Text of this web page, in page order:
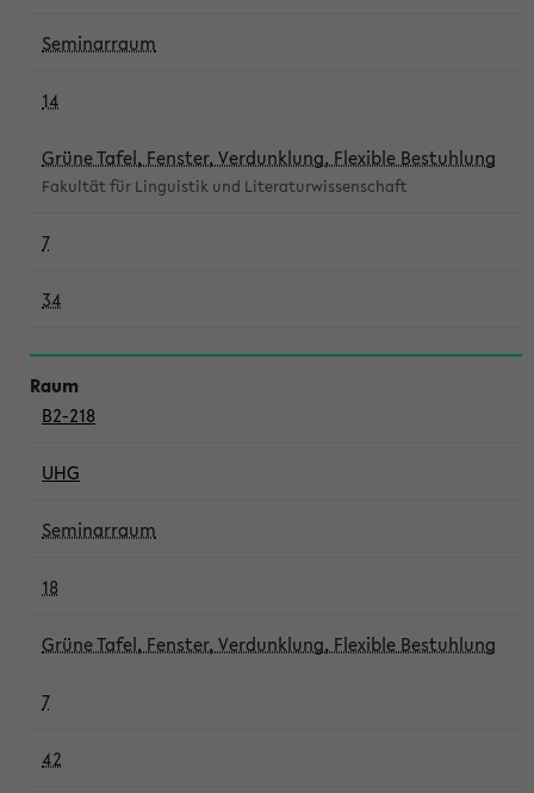
Seminarraum
14
Grüne Tafel, Fenster, Verdunklung, Flexible Bestuhlung
Fakultät für Linguistik und Literaturwissenschaft
7
34
B2-218
UHG
Seminarraum
18
Grüne Tafel, Fenster, Verdunklung, Flexible Bestuhlung
7
42